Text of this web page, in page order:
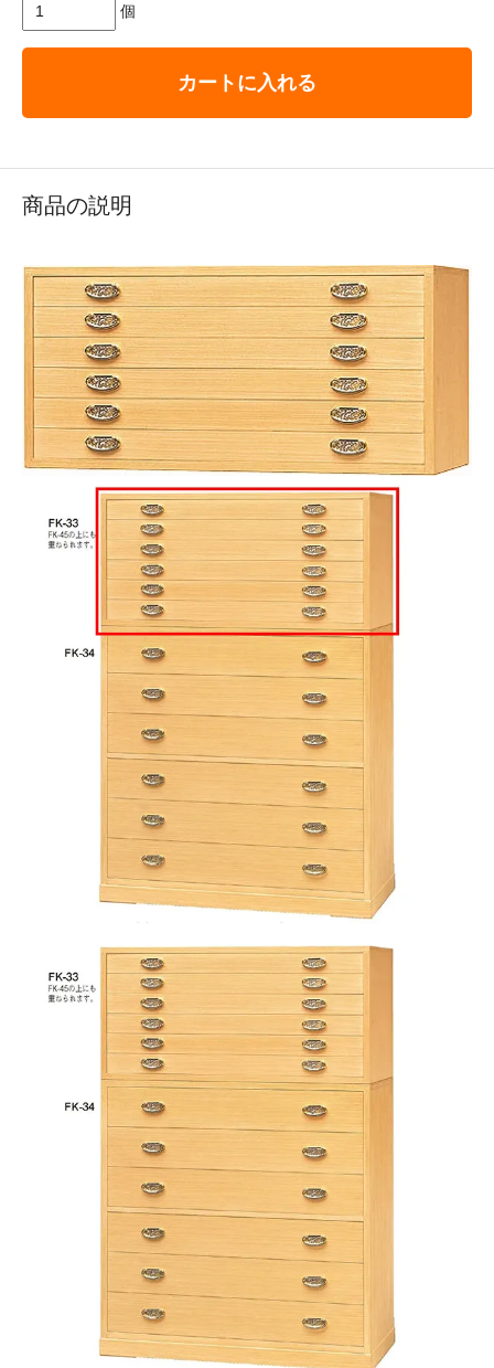
個
カートに入れる
商品の説明